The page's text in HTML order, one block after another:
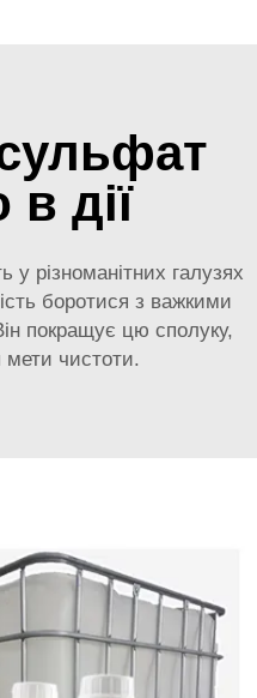
дії
різноманітних галузях
боротися з важкими
покращує цю сполуку,
мети чистоти.